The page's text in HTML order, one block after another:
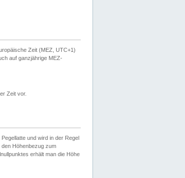
Zeit (MEZ, UTC+1)
auf ganzjährige MEZ-
Zeit vor.
Pegellatte und wird in der Regel
Höhenbezug zum
erhält man die Höhe